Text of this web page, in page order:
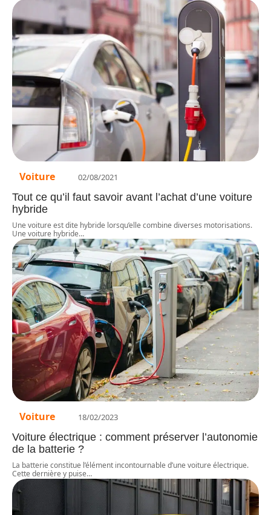
Voiture 02/08/2021
Tout ce qu’il faut savoir avant l’achat d’une voiture
hybride
Une voiture est dite hybride lorsqu’elle combine diverses motorisations.
Une voiture hybride…
Voiture 18/02/2023
Voiture électrique : comment préserver l’autonomie
de la batterie ?
La batterie constitue l’élément incontournable d’une voiture électrique.
Cette dernière y puise…